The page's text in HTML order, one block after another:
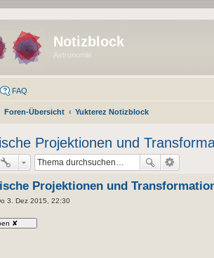
Notizblock
Astronomie
FAQ
Foren-Übersicht Yukterez Notizblock
Projektionen und
Projektionen und
3. Dez 2015, 22:30